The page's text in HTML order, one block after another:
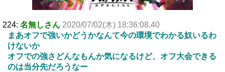
224: 名無しさん 2020/07/02(木) 18:36:08.40
まあオフで強いかどうかなんて今の環境でわかる奴いるわ
けないか
オフでの強さどんなもんか気になるけど、オフ大会できる
のは当分先だろうなー